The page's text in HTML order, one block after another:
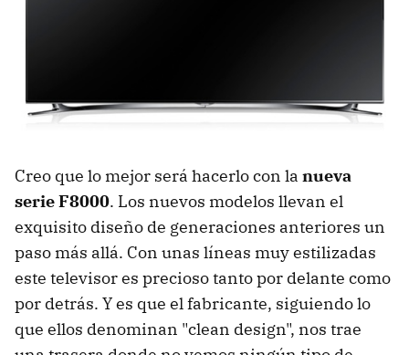
Creo que lo mejor será hacerlo con la nueva
serie F8000. Los nuevos modelos llevan el
exquisito diseño de generaciones anteriores un
paso más allá. Con unas líneas muy estilizadas
este televisor es precioso tanto por delante como
por detrás. Y es que el fabricante, siguiendo lo
que ellos denominan "clean design", nos trae